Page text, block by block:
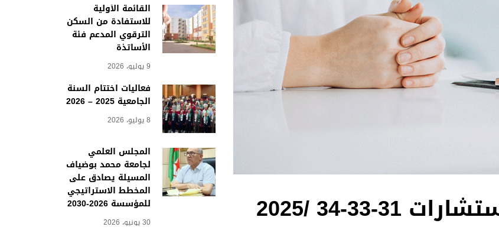
34 /2025
القائمة الأولية
للاستفادة من السكن
الترقوي المدعم فئة
الأساتذة
9 يوليو، 2026
فعاليات اختتام السنة
الجامعية 2025 – 2026
8 يوليو، 2026
المجلس العلمي
لجامعة محمد بوضياف
المسيلة يصادق على
المخطط الاستراتيجي
للمؤسسة 2026-2030
30 يونيو، 2026